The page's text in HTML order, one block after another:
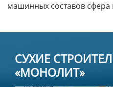
машинных составов
СУХИЕ
«МОНОЛИТ»